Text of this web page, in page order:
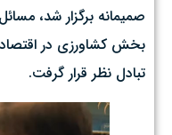
صمیمانه برگزار شد،
بخش کشاورزی در
تبادل نظر قرار گرفت.